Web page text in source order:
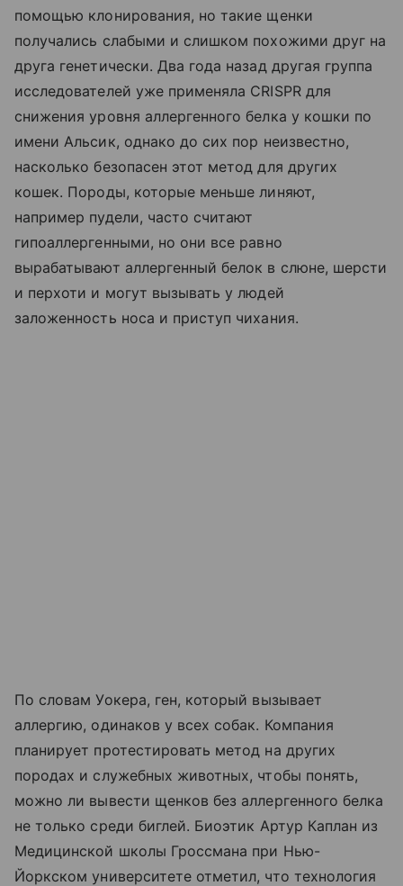
помощью клонирования, но такие щенки
получались слабыми и слишком похожими друг на
друга генетически. Два года назад другая группа
исследователей уже применяла CRISPR для
снижения уровня аллергенного белка у кошки по
имени Альсик, однако до сих пор неизвестно,
насколько безопасен этот метод для других
кошек. Породы, которые меньше линяют,
например пудели, часто считают
гипоаллергенными, но они все равно
вырабатывают аллергенный белок в слюне, шерсти
и перхоти и могут вызывать у людей
заложенность носа и приступ чихания.
По словам Уокера, ген, который вызывает
аллергию, одинаков у всех собак. Компания
планирует протестировать метод на других
породах и служебных животных, чтобы понять,
можно ли вывести щенков без аллергенного белка
не только среди биглей. Биоэтик Артур Каплан из
Медицинской школы Гроссмана при Нью-
Йоркском университете отметил, что технология